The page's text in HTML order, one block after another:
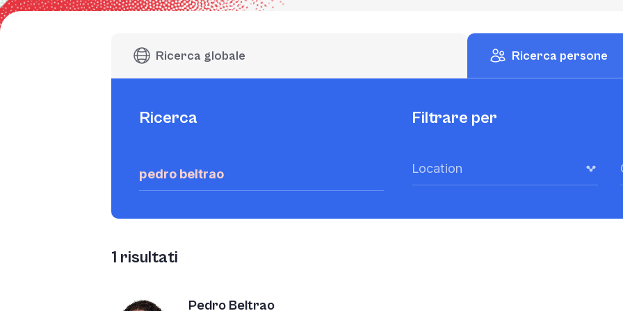
Ricerca globale Ricerca persone
Ricerca Filtrare per
Location
1 risultati
Pedro Beltrao